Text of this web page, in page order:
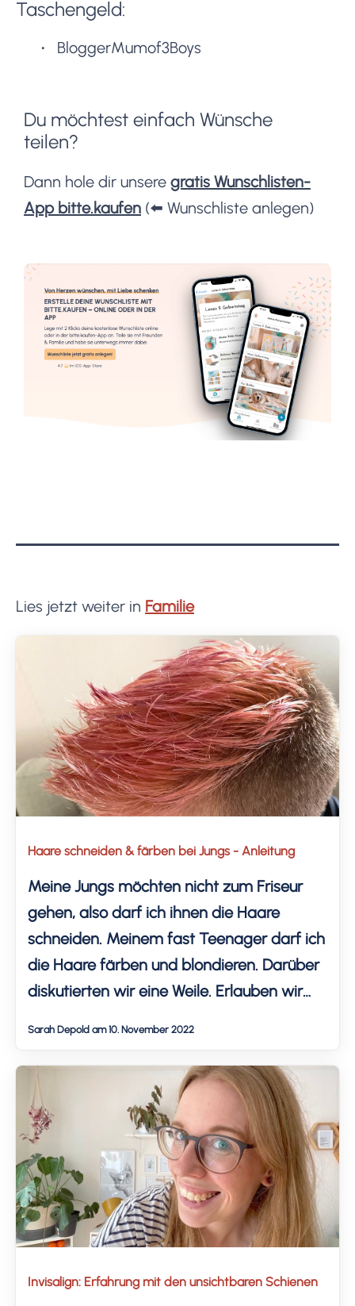
Taschengeld:
BloggerMumof3Boys
Du möchtest einfach Wünsche
teilen?
Dann hole dir unsere gratis Wunschlisten-
App bitte.kaufen (⬅️ Wunschliste anlegen)
Lies jetzt weiter in Familie
Haare schneiden & färben bei Jungs - Anleitung
Meine Jungs möchten nicht zum Friseur
gehen, also darf ich ihnen die Haare
schneiden. Meinem fast Teenager darf ich
die Haare färben und blondieren. Darüber
diskutierten wir eine Weile. Erlauben wir
Haare schneide und färbe, darf ich mit […]
Sarah Depold am 10. November 2022
Invisalign: Erfahrung mit den unsichtbaren Schienen